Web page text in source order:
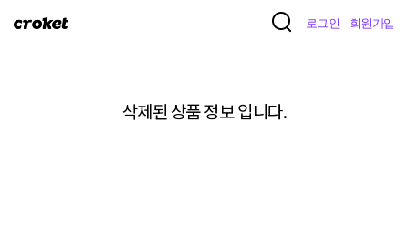
크
로그인 회원가입
삭제된 상품 정보 입니다.